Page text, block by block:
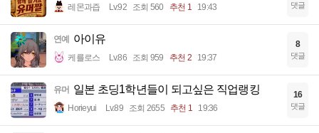
레몬과즙 Lv.92 조회 560 추천 1 19:43 댓글
연예 아이유
케를로스 Lv.86 조회 959 추천 2 19:37
8
댓글
유머 일본 초딩1학년들이 되고싶은 직업랭킹
Horieyui Lv.89 조회 2655 추천 1 19:36
16
댓글